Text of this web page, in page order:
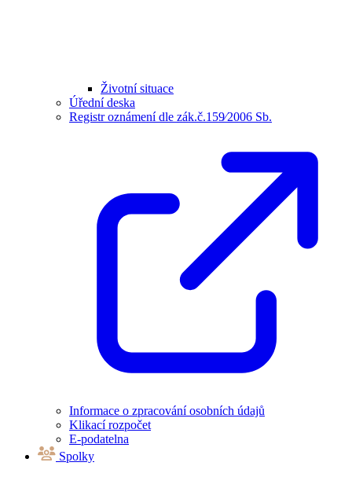
Životní situace
Úřední deska
Registr oznámení dle zák.č.159⁄2006 Sb.
Informace o zpracování osobních údajů
Klikací rozpočet
E-podatelna
Spolky